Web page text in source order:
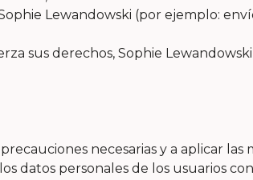
Lewandowski (por ejemplo:
sus derechos, Sophie
necesarias y a aplicar las
datos personales de los usuarios